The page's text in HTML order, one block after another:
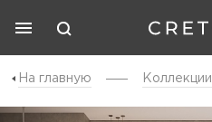
На главную Коллекции